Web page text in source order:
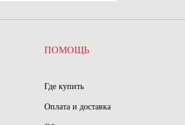
ПОМОЩЬ
Где купить
Оплата и доставка